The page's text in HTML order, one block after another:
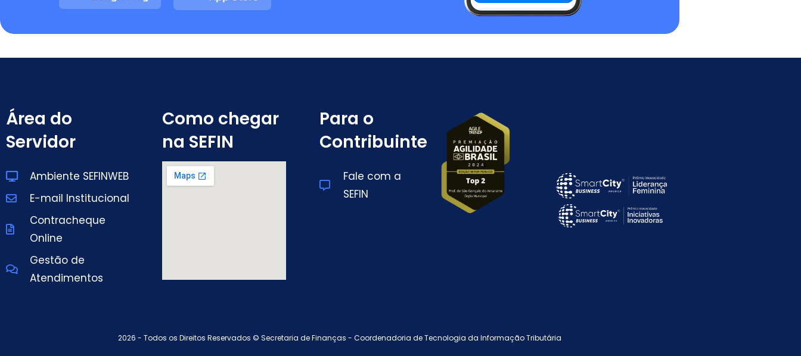
Área do
Servidor
Ambiente SEFINWEB
E-mail Institucional
Contracheque
Online
Gestão de
Atendimentos
Como chegar
na SEFIN
Para o
Contribuinte
Fale com a
SEFIN
2026 - Todos os Direitos Reservados © Secretaria de Finanças - Coordenadoria de Tecnologia da Informação Tributária